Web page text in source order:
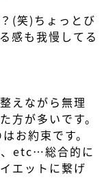
(笑)ちょっとび
感も我慢してる
えながら無理
方が多いです。
お約束です。
、etc…総合的に
エットに繋げ